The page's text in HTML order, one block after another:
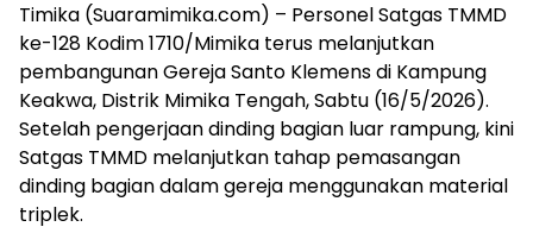
Timika (Suaramimika.com) – Personel Satgas TMMD
ke-128 Kodim 1710/Mimika terus melanjutkan
pembangunan Gereja Santo Klemens di Kampung
Keakwa, Distrik Mimika Tengah, Sabtu (16/5/2026).
Setelah pengerjaan dinding bagian luar rampung, kini
Satgas TMMD melanjutkan tahap pemasangan
dinding bagian dalam gereja menggunakan material
triplek.